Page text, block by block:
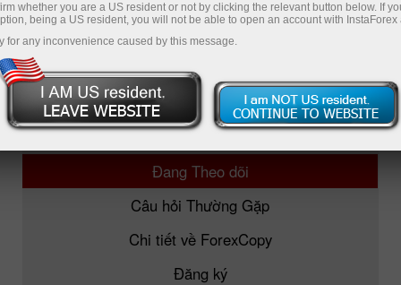
ForexCopy
TOP 5 Nhà Giao dịch
Đang Theo dõi
Câu hỏi Thường Gặp
Chi tiết về ForexCopy
Đăng ký
whether you are a US resident or not by clicking the relevant button below. If
being a US resident, you will not be able to open an account with InstaForex
for any inconvenience caused by this message.